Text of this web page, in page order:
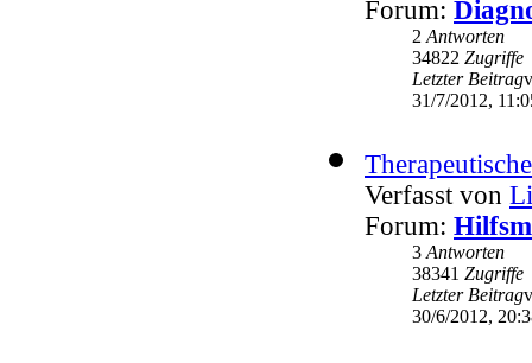
Forum:
2 Antworten
34822 Zugriffe
Letzter Beitrag
31/7/2012,
Verfasst von
Forum:
3 Antworten
38341 Zugriffe
Letzter Beitrag
30/6/2012,